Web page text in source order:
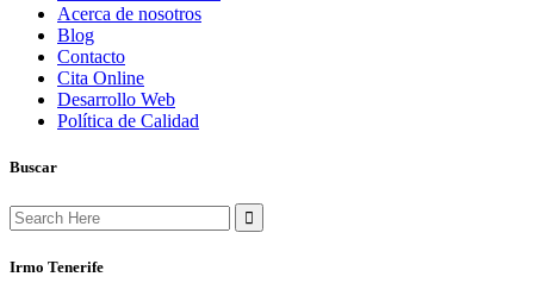
Acerca de nosotros
Blog
Contacto
Cita Online
Desarrollo Web
Política de Calidad
Buscar
Search
for:
Irmo Tenerife